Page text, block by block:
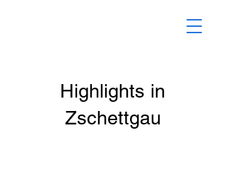
Highlights in
Zschettgau